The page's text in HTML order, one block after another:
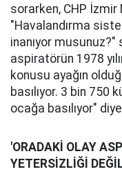
sorarken, CHP
"Havalandırma
inanıyor
aspiratörün 1978
konusu ayağın
basılıyor. 3 bin 750
ocağa basılıyor"
'ORADAKİ OLAY
YETERSİZLİĞİ